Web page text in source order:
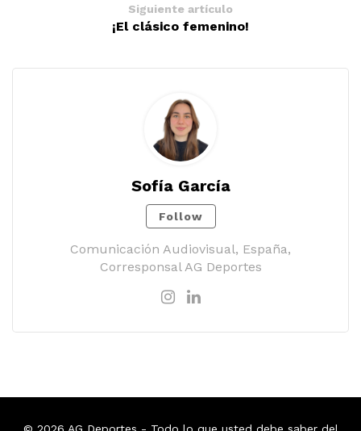
Siguiente artículo
¡El clásico femenino!
Sofía García
Follow
Comunicación Audiovisual, España,
Corresponsal AG Deportes